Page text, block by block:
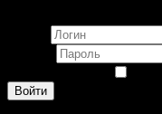
Войти